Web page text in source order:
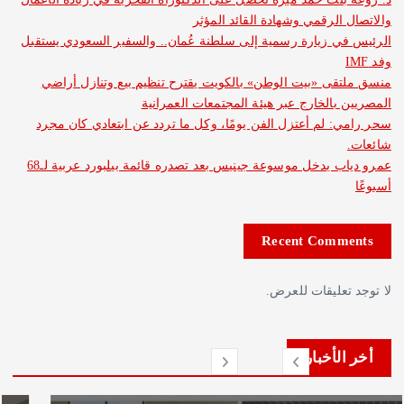
وشهادة القائد المؤثر
زيارة رسمية إلى سلطنة عُمان.. والسفير السعودي يستقبل
«بيت الوطن» بالكويت يقترح تنظيم بيع وتنازل أراضي
عبر هيئة المجتمعات العمرانية
لم أعتزل الفن يومًا، وكل ما تردد عن ابتعادي كان مجرد
عمرو دياب يدخل موسوعة جينيس بعد تصدره قائمة بيلبورد عربية لـ68
Recent
للعرض.